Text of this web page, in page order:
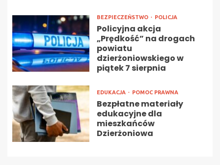
BEZPIECZEŃSTWO POLICJA
Policyjna akcja
„Prędkość” na drogach
powiatu
dzierżoniowskiego w
piątek 7 sierpnia
EDUKACJA POMOC PRAWNA
Bezpłatne materiały
edukacyjne dla
mieszkańców
Dzierżoniowa